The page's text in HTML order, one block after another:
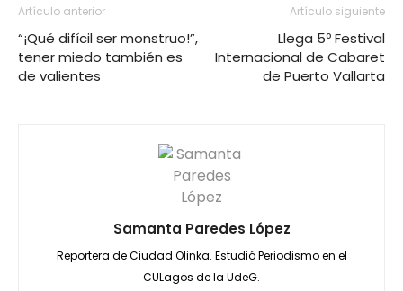
Artículo anterior
“¡Qué difícil ser monstruo!”,
tener miedo también es
de valientes
Artículo siguiente
Llega 5º Festival
Internacional de Cabaret
de Puerto Vallarta
Samanta Paredes López
Reportera de Ciudad Olinka. Estudió Periodismo en el
CULagos de la UdeG.